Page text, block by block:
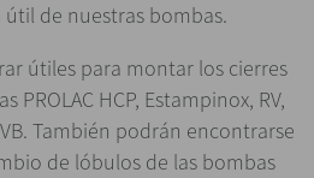
de nuestras bombas.
útiles para montar los cierres
PROLAC HCP, Estampinox, RV,
También podrán encontrarse
de lóbulos de las bombas